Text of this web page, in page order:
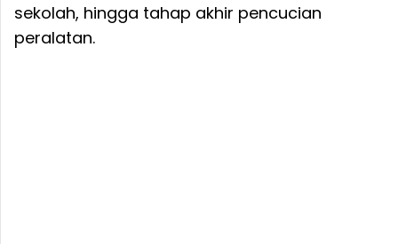
sekolah, hingga tahap akhir pencucian
peralatan.